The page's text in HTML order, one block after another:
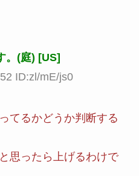
。(庭) [US]
ID:zl/mE/js0
てるかどうか判断する
思ったら上げるわけで